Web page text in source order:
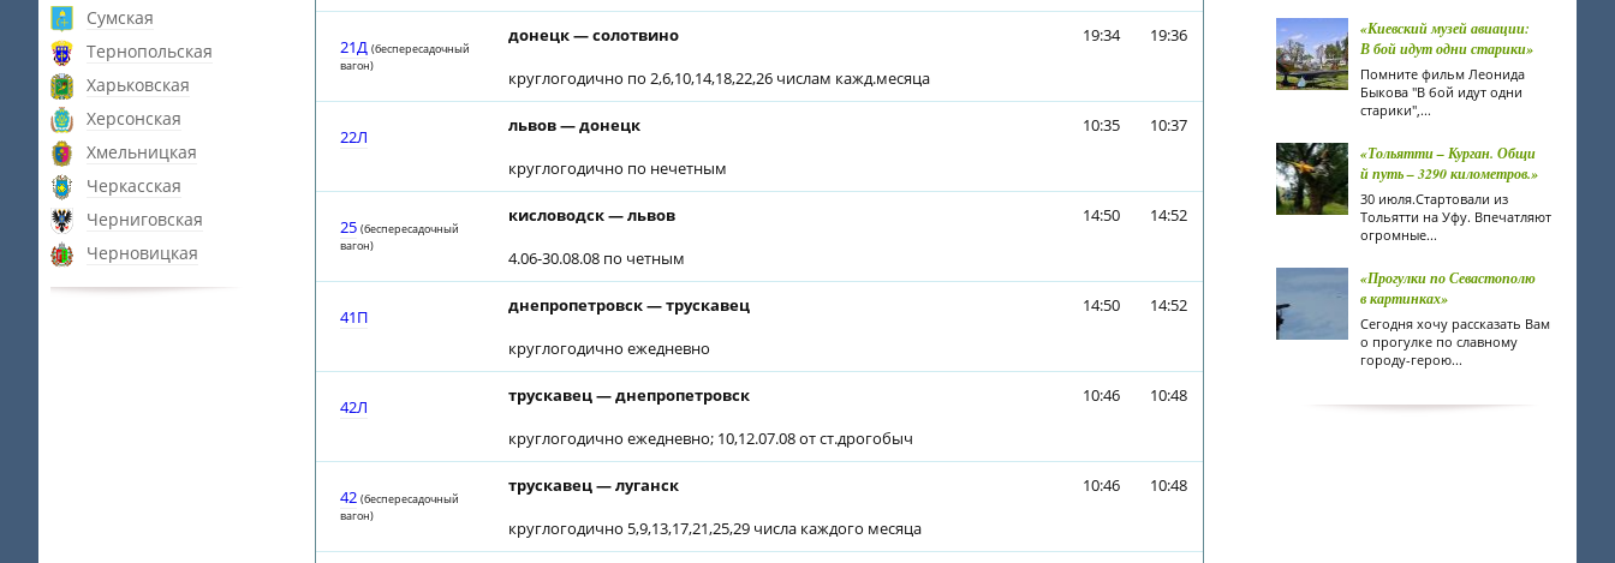
Сумская
Тернопольская
Харьковская
Херсонская
Хмельницкая
Черкасская
Черниговская
Черновицкая
21Д (беспересадочный
вагон)
донецк — солотвино
круглогодично по 2,6,10,14,18,22,26 числам кажд.месяца
19:34 19:36
22Л
львов — донецк
круглогодично по нечетным
10:35 10:37
25 (беспересадочный
вагон)
кисловодск — львов
4.06-30.08.08 по четным
14:50 14:52
41П
днепропетровск — трускавец
круглогодично ежедневно
14:50 14:52
42Л
трускавец — днепропетровск
круглогодично ежедневно; 10,12.07.08 от ст.дрогобыч
10:46 10:48
42 (беспересадочный
вагон)
трускавец — луганск
круглогодично 5,9,13,17,21,25,29 числа каждого месяца
10:46 10:48
«Киевский музей авиации:
В бой идут одни старики»
Помните фильм Леонида
Быкова "В бой идут одни
старики",...
«Тольятти – Курган. Общи
й путь – 3290 километров.»
30 июля.Стартовали из
Тольятти на Уфу. Впечатляют
огромные...
«Прогулки по Севастополю
в картинках»
Сегодня хочу рассказать Вам
о прогулке по славному
городу-герою...